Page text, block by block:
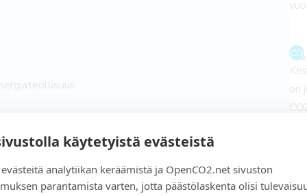
käytetyistä evästeistä
analytiikan keräämistä ja OpenCO2.net sivuston
parantamista varten, jotta päästölaskenta olisi
Osta päästökertoimia
on